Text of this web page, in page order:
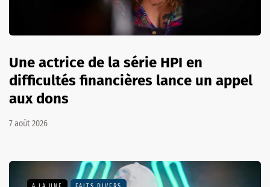
Une actrice de la série HPI en
difficultés financières lance un appel
aux dons
7 août 2026